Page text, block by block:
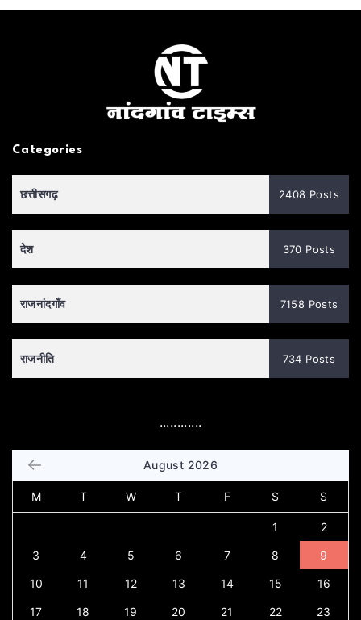
Categories
छत्तीसगढ़ 2408 Posts
देश 370 Posts
राजनांदगाँव 7158 Posts
राजनीति 734 Posts
............
August 2026
M T W T F S S
1 2
3 4 5 6 7 8 9
10 11 12 13 14 15 16
17 18 19 20 21 22 23